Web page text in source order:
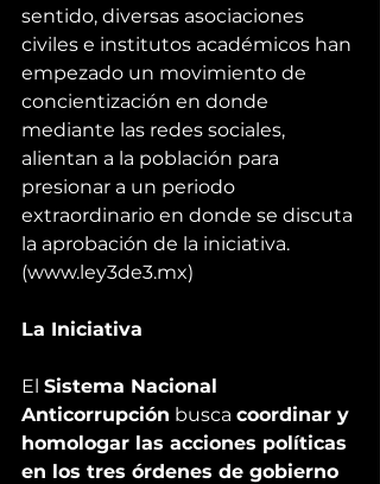
sentido, diversas asociaciones
civiles e institutos académicos han
empezado un movimiento de
concientización en donde
mediante las redes sociales,
alientan a la población para
presionar a un periodo
extraordinario en donde se discuta
la aprobación de la iniciativa.
(www.ley3de3.mx)
La Iniciativa
El Sistema Nacional
Anticorrupción busca coordinar y
homologar las acciones políticas
en los tres órdenes de gobierno